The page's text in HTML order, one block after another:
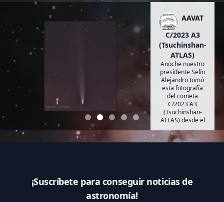
AAVAT
C/2023 A3
(Tsuchinshan-
ATLAS)
Anoche nuestro
presidente Selín
Alejandro tomó
esta fotografía
del cometa
C/2023 A3
(Tsuchinshan-
ATLAS) desde el
Querétaro.
¡Suscríbete para conseguir noticias de
astronomía!